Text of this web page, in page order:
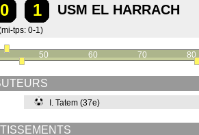
0 1 USM EL HARRACH
tps: 0-1)
50 60 70 80
I. Tatem (37e)